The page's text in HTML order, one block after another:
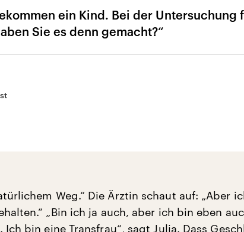
ein Kind. Bei der Untersuchung
Sie es denn gemacht?“
Weg.“ Die Ärztin schaut auf: „Aber
„Bin ich ja auch, aber ich bin eben
Ich bin eine Transfrau“, sagt Julia. Dass